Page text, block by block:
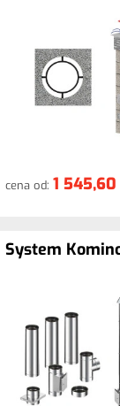
cena od: 1 545,60
System